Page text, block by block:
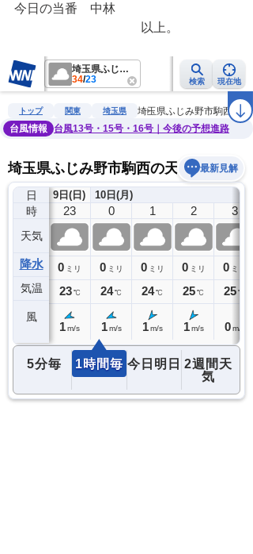
今日の当番　中林
以上。